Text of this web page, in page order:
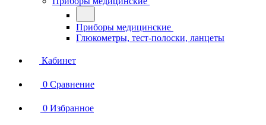
Приборы медицинские
Глюкометры, тест-полоски, ланцеты
Кабинет
0 Сравнение
0 Избранное